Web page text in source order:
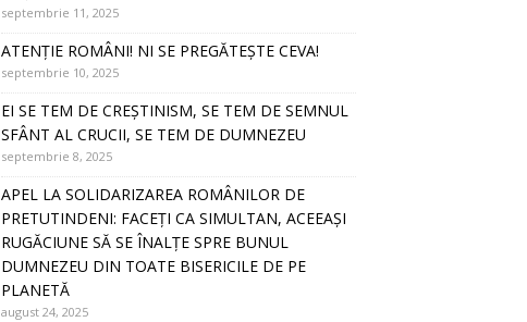
septembrie 11, 2025
ATENȚIE ROMÂNI! NI SE PREGĂTEȘTE CEVA!
septembrie 10, 2025
EI SE TEM DE CREȘTINISM, SE TEM DE SEMNUL
SFÂNT AL CRUCII, SE TEM DE DUMNEZEU
septembrie 8, 2025
APEL LA SOLIDARIZAREA ROMÂNILOR DE
PRETUTINDENI: FACEȚI CA SIMULTAN, ACEEAȘI
RUGĂCIUNE SĂ SE ÎNALȚE SPRE BUNUL
DUMNEZEU DIN TOATE BISERICILE DE PE
PLANETĂ
august 24, 2025